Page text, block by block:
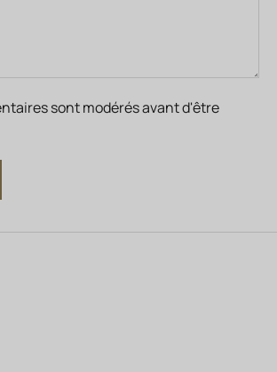
sont modérés avant d'être